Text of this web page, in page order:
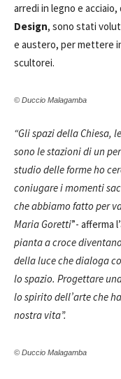
arredi in legno e
Design, sono stati
e austero, per mettere
scultorei.
© Duccio Malagamba
“Gli spazi della Chiesa,
sono le stazioni di un
studio delle forme ho
coniugare i momenti
che abbiamo fatto per
Maria Goretti”- afferma
pianta a croce
della luce che dialoga
lo spazio. Progettare
lo spirito dell’arte che
nostra vita”.
© Duccio Malagamba